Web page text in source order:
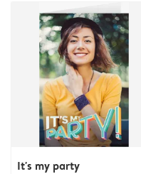
It's my party